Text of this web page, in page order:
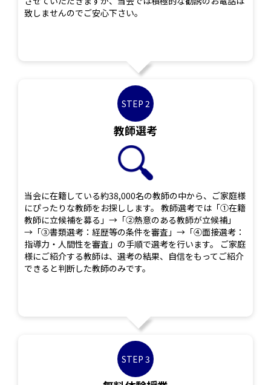
致しませんのでご安心下さい。
STEP 2
教師選考
当会に在籍している約38,000名の教師の中から、ご家庭様
にぴったりな教師をお探しします。 教師選考では「①在籍
教師に立候補を募る」→「②熱意のある教師が立候補」
→「③書類選考：経歴等の条件を審査」→「④面接選考：
指導力・人間性を審査」の手順で選考を行います。 ご家庭
様にご紹介する教師は、選考の結果、自信をもってご紹介
できると判断した教師のみです。
STEP 3